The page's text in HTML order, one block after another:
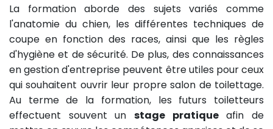
La formation aborde des sujets variés comme
l'anatomie du chien, les différentes techniques de
coupe en fonction des races, ainsi que les règles
d'hygiène et de sécurité. De plus, des connaissances
en gestion d'entreprise peuvent être utiles pour ceux
qui souhaitent ouvrir leur propre salon de toilettage.
Au terme de la formation, les futurs toiletteurs
effectuent souvent un stage pratiqueafin de